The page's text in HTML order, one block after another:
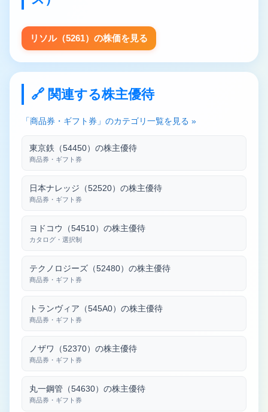
リソル（5261）の株価を見る
🔗 関連する株主優待
「商品券・ギフト券」のカテゴリ一覧を見る »
東京鉄（54450）の株主優待
商品券・ギフト券
日本ナレッジ（52520）の株主優待
商品券・ギフト券
ヨドコウ（54510）の株主優待
カタログ・選択制
テクノロジーズ（52480）の株主優待
商品券・ギフト券
トランヴィア（545A0）の株主優待
商品券・ギフト券
ノザワ（52370）の株主優待
商品券・ギフト券
丸一鋼管（54630）の株主優待
商品券・ギフト券